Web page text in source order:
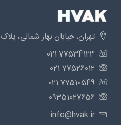
تهران، خیابان بهار شمالی، پلاک 259
77534123 021
77526012 021
77510549 021
09351027656
info@hvak.ir